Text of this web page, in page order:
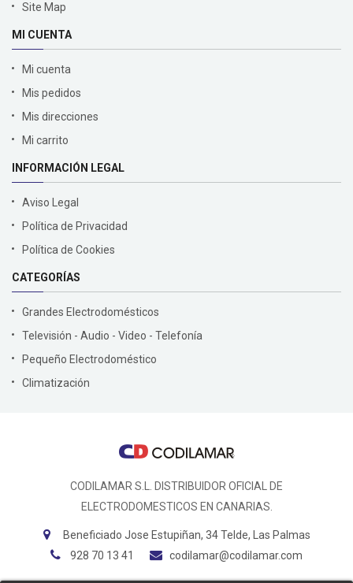
Site Map
MI CUENTA
Mi cuenta
Mis pedidos
Mis direcciones
Mi carrito
INFORMACIÓN LEGAL
Aviso Legal
Política de Privacidad
Política de Cookies
CATEGORÍAS
Grandes Electrodomésticos
Televisión - Audio - Video - Telefonía
Pequeño Electrodoméstico
Climatización
CODILAMAR S.L. DISTRIBUIDOR OFICIAL DE
ELECTRODOMESTICOS EN CANARIAS.
Beneficiado Jose Estupiñan, 34 Telde, Las Palmas
928 70 13 41
codilamar@codilamar.com